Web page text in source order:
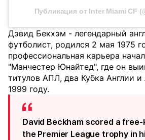
Публикация от Inter Miami CF
Дэвид Бекхэм - легендарный
футболист, родился 2 мая 1975
профессиональная карьера
"Манчестер Юнайтед", где он
титулов АПЛ, два Кубка Англии
1999 году.
David Beckham scored a
the Premier League trophy in